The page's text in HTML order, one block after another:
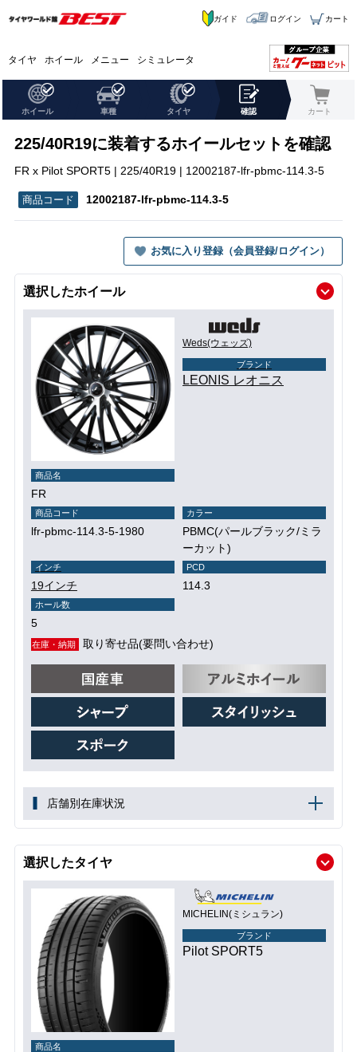
タイヤ ホイール メニュー シミュレータ
ガイド ログイン カート
ホイール 車種 タイヤ 確認 カート
225/40R19に装着するホイールセットを確認
FR x Pilot SPORT5 | 225/40R19 | 12002187-lfr-pbmc-114.3-5
12002187-lfr-pbmc-114.3-5
お気に入り登録（会員登録/ログイン）
選択したホイール
Weds(ウェッズ)
ブランド
LEONIS レオニス
商品名
FR
商品コード
lfr-pbmc-114.3-5-1980
カラー
PBMC(パールブラック/ミラ
ーカット)
インチ
19インチ
PCD
114.3
ホール数
5
在庫・納期 取り寄せ品(要問い合わせ)
店舗別在庫状況
選択したタイヤ
MICHELIN(ミシュラン)
ブランド
Pilot SPORT5
商品名